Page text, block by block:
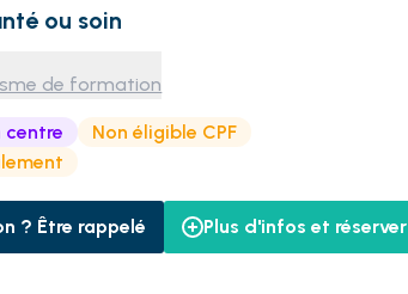
ou soin
de formation
centre
Non éligible CPF
? Être rappelé Plus d'infos et réserver